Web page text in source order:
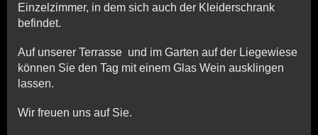
Einzelzimmer, in dem sich auch der Kleiderschrank
befindet.
Auf unserer Terrasse und im Garten auf der Liegewiese
können Sie den Tag mit einem Glas Wein ausklingen
lassen.
Wir freuen uns auf Sie.